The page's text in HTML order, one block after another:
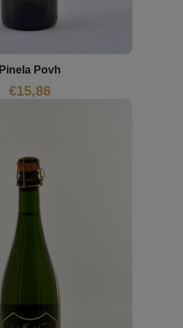
Pinela Povh
€15,86